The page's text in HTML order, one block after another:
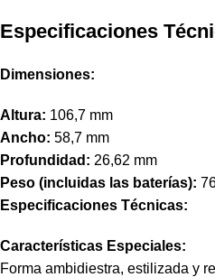
Especificaciones
Dimensiones:
Altura: 106,7 mm
Ancho: 58,7 mm
Profundidad: 26,62 mm
Peso (incluidas las baterías):
Especificaciones Técnicas:
Características Especiales:
Forma ambidiestra, estilizada y